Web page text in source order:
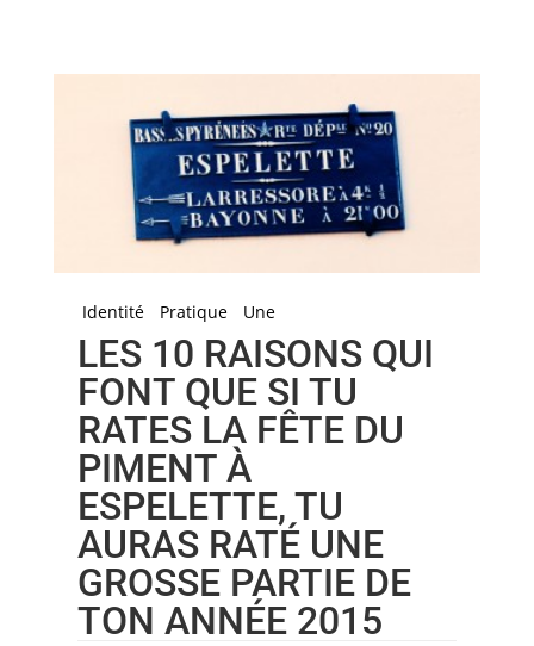
Identité Pratique Une
LES 10 RAISONS QUI
FONT QUE SI TU
RATES LA FÊTE DU
PIMENT À
ESPELETTE, TU
AURAS RATÉ UNE
GROSSE PARTIE DE
TON ANNÉE 2015